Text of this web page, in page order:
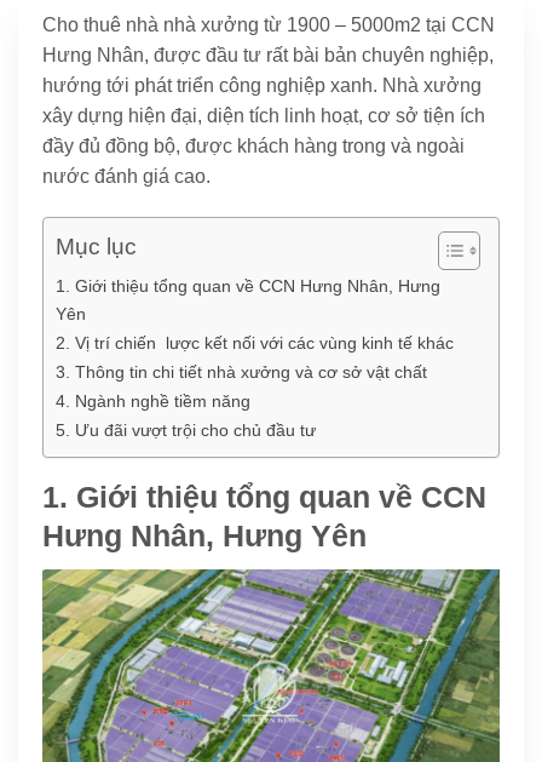
Cho thuê nhà nhà xưởng từ 1900 – 5000m2 tại CCN
Hưng Nhân, được đầu tư rất bài bản chuyên nghiệp,
hướng tới phát triển công nghiệp xanh. Nhà xưởng
xây dựng hiện đại, diện tích linh hoạt, cơ sở tiện ích
đầy đủ đồng bộ, được khách hàng trong và ngoài
nước đánh giá cao.
Mục lục
1. Giới thiệu tổng quan về CCN Hưng Nhân, Hưng
Yên
2. Vị trí chiến lược kết nối với các vùng kinh tế khác
3. Thông tin chi tiết nhà xưởng và cơ sở vật chất
4. Ngành nghề tiềm năng
5. Ưu đãi vượt trội cho chủ đầu tư
1. Giới thiệu tổng quan về CCN
Hưng Nhân, Hưng Yên